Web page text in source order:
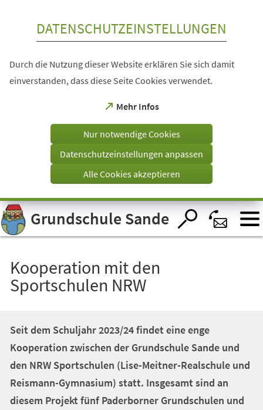
Visuelle
Assistenzsoftware
öffnen.
DATENSCHUTZEINSTELLUNGEN
Durch die Nutzung dieser Website erklären Sie sich damit
einverstanden, dass diese Seite Cookies verwendet.
Mehr Infos
(Öffnet
einem
Tab)
Nur notwendige Cookies
Datenschutzeinstellungen anpassen
Alle Cookies akzeptieren
Grundschule Sande
Kooperation mit den
Sportschulen NRW
Seit dem Schuljahr 2023/24 findet eine enge
Kooperation zwischen der Grundschule Sande und
den NRW Sportschulen (Lise-Meitner-Realschule und
Reismann-Gymnasium) statt. Insgesamt sind an
diesem Projekt fünf Paderborner Grundschulen und